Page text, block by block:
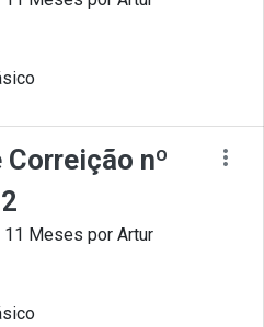
Correição nº
Meses por Artur